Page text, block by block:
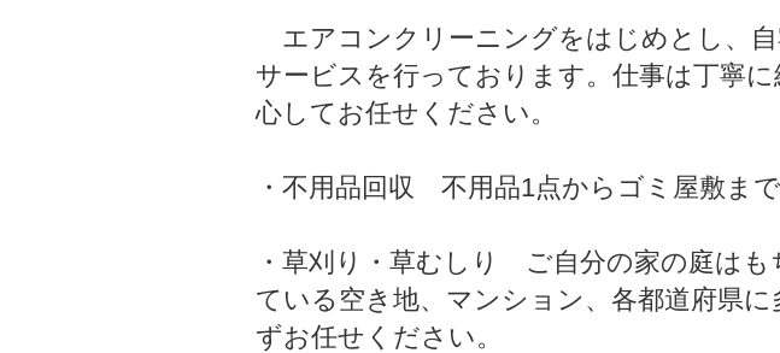
エアコンクリーニングをはじめとし、
サービスを行っております。仕事は丁寧
心してお任せください。
・不用品回収 不用品1点からゴミ屋敷まで
・草刈り・草むしり ご自分の家の庭は
ている空き地、マンション、各都道府県
ずお任せください。